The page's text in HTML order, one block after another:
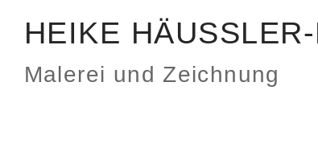
HEIKE
Malerei und Zeichnung